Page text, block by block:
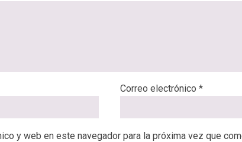
Correo electrónico *
y web en este navegador para la próxima vez que